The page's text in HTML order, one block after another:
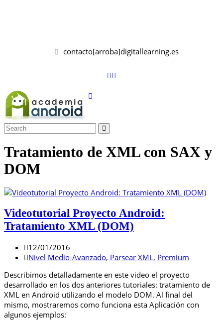
contacto[arroba]digitallearning.es
Tratamiento de XML con SAX y
DOM
Videotutorial Proyecto Android:
Tratamiento XML (DOM)
12/01/2016
Nivel Medio-Avanzado, Parsear XML, Premium
Describimos detalladamente en este video el proyecto
desarrollado en los dos anteriores tutoriales: tratamiento de
XML en Android utilizando el modelo DOM. Al final del
mismo, mostraremos como funciona esta Aplicación con
algunos ejemplos: